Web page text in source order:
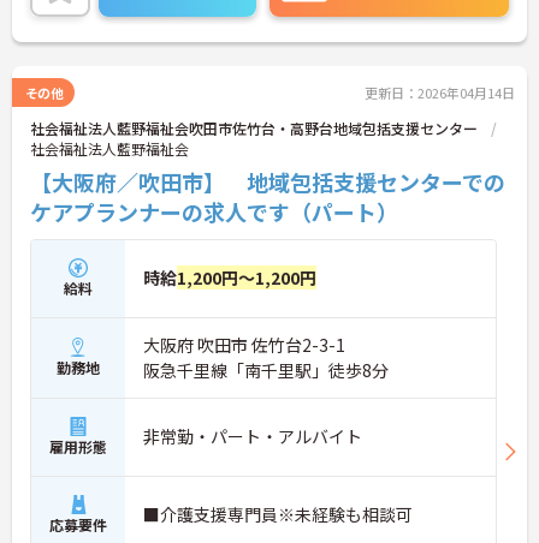
また同法人では定年退職制度を撤廃し、長く活躍で
きる環境を整えています。
ご興味のある方には、面接対策ポイントなど、さら
に詳細をお話しいたしますので、お気軽にご相談く
ださい。
その他 更新日：2026年04月14日
社会福祉法人藍野福祉会吹田市佐竹台・高野台地域包括支援センター
社会福祉法人藍野福祉会
【大阪府／吹田市】 地域包括支援センターでの
ケアプランナーの求人です（パート）
給料 時給1,200円～1,200円
勤務地
大阪府 吹田市 佐竹台2-3-1
阪急千里線「南千里駅」徒歩8分
雇用形態 非常勤・パート・アルバイト
応募要件 ■介護支援専門員※未経験も相談可